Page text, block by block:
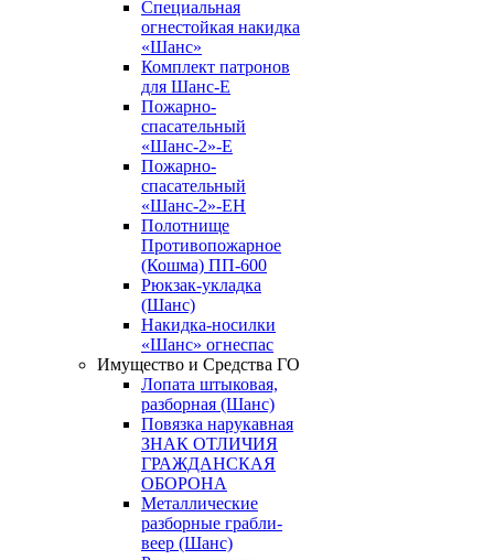
Специальная
огнестойкая накидка
«Шанс»
Комплект патронов
для Шанс-Е
Пожарно-
спасательный
«Шанс-2»-Е
Пожарно-
спасательный
«Шанс-2»-ЕН
Полотнище
Противопожарное
(Кошма) ПП-600
Рюкзак-укладка
(Шанс)
Накидка-носилки
«Шанс» огнеспас
Имущество и Средства ГО
Лопата штыковая,
разборная (Шанс)
Повязка нарукавная
ЗНАК ОТЛИЧИЯ
ГРАЖДАНСКАЯ
ОБОРОНА
Металлические
разборные грабли-
веер (Шанс)